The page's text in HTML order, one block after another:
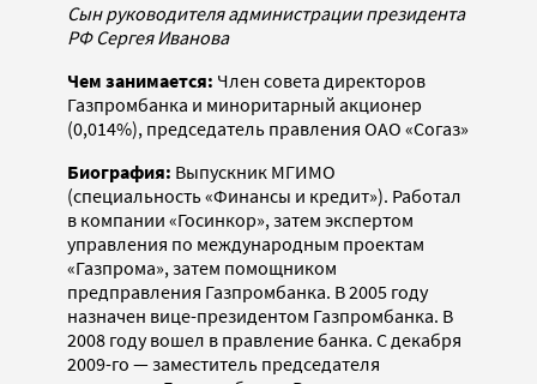
Сын руководителя администрации президента
РФ Сергея Иванова
Чем занимается: Член совета директоров
Газпромбанка и миноритарный акционер
(0,014%), председатель правления ОАО «Согаз»
Биография: Выпускник МГИМО
(специальность «Финансы и кредит»). Работал
в компании «Госинкор», затем экспертом
управления по международным проектам
«Газпрома», затем помощником
предправления Газпромбанка. В 2005 году
назначен вице-президентом Газпромбанка. В
2008 году вошел в правление банка. С декабря
2009-го — заместитель председателя